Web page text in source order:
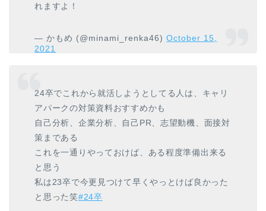
れますよ！
— かもめ (@minami_renka46)October 15,
2021
24卒でこれから就活しようとしてる人は、キャリ
アパークの対策資料おすすめかも
自己分析、企業分析、自己PR、志望動機、面接対
策まである
これを一通りやっておけば、ある程度準備出来る
と思う
私は23卒で今更見つけて早くやっとけば良かった
と思った笑#24卒